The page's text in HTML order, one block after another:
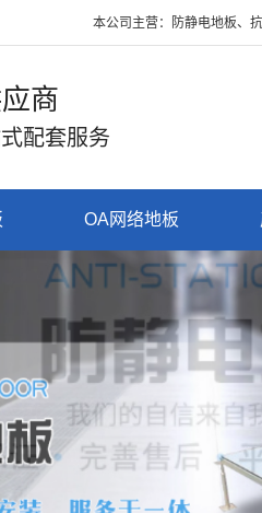
本公司主营：防静电地板、抗静电
商
配套服务
OA网络地板